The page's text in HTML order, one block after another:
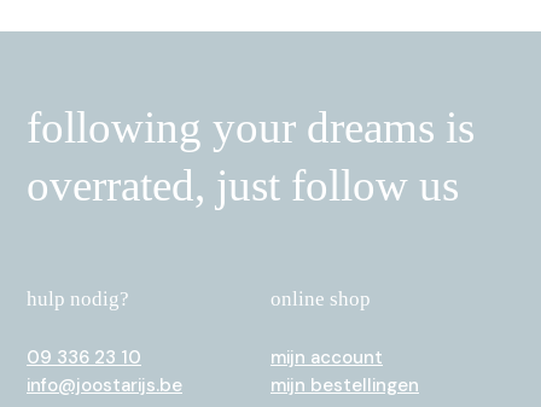
following your dreams is
overrated, just follow us
hulp nodig?
09 336 23 10
info@joostarijs.be
online shop
mijn account
mijn bestellingen
following your dreams is
overrated, just follow us
hulp nodig?
09 336 23 10
info@joostarijs.be
online shop
mijn account
mijn bestellingen